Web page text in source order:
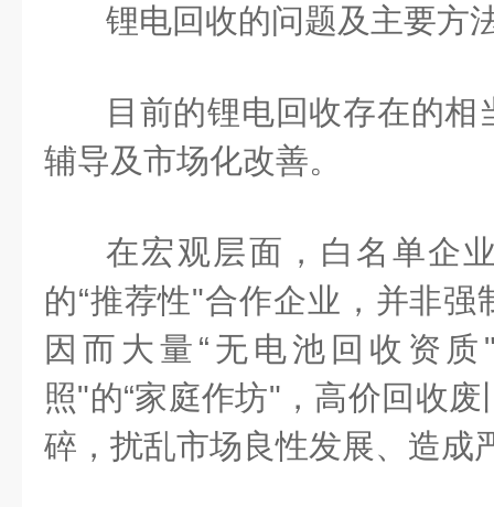
锂电回收的问题及主要方
目前的锂电回收存在的相
辅导及市场化改善。
在宏观层面，白名单企
的“推荐性"合作企业，并非
因而大量“无电池回收资
照"的“家庭作坊"，高价回收
碎，扰乱市场良性发展、造成